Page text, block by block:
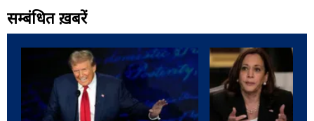
सम्बंधित ख़बरें